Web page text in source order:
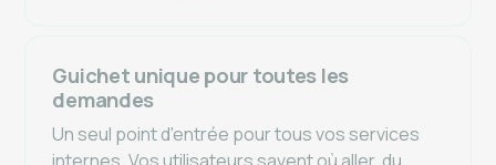
Guichet unique pour toutes les
demandes
Un seul point d'entrée pour tous vos services